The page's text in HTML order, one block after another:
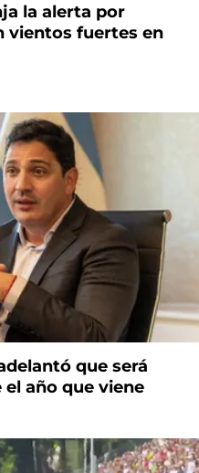
la alerta por
vientos fuertes en
que será
año que viene